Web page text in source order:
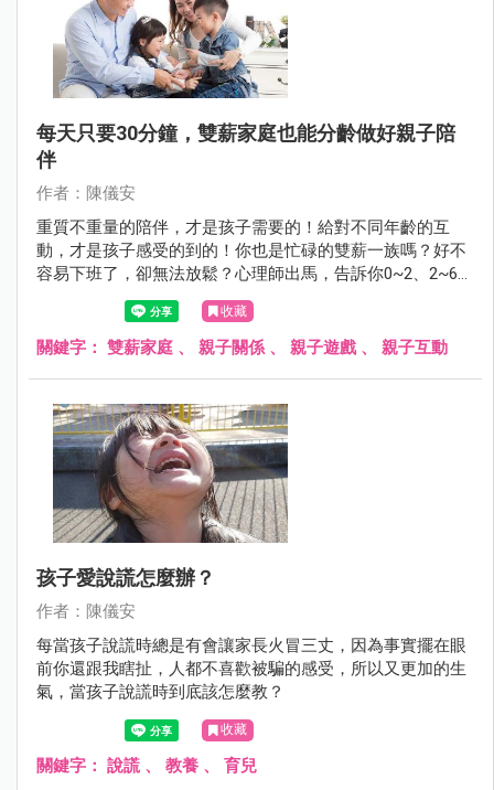
每天只要30分鐘，雙薪家庭也能分齡做好親子陪
伴
作者：陳儀安
重質不重量的陪伴，才是孩子需要的！給對不同年齡的互
動，才是孩子感受的到的！你也是忙碌的雙薪一族嗎？好不
容易下班了，卻無法放鬆？心理師出馬，告訴你0~2、2~6、
6~12、12歲以上分別需要什麼陪伴，把精力用在對的地方，
築構有力的親子時光～
收藏
關鍵字： 雙薪家庭 、 親子關係 、 親子遊戲、 親子互動
孩子愛說謊怎麼辦？
作者：陳儀安
每當孩子說謊時總是有會讓家長火冒三丈，因為事實擺在眼
前你還跟我瞎扯，人都不喜歡被騙的感受，所以又更加的生
氣，當孩子說謊時到底該怎麼教？
收藏
關鍵字： 說謊、 教養 、 育兒